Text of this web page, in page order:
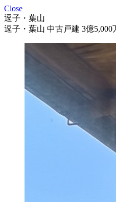
Close
逗子・葉山
逗子・葉山 中古戸建 3億